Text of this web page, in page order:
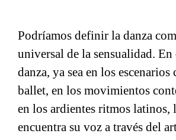
Podríamos definir la danza
universal de la sensualidad. En
danza, ya sea en los escenarios
ballet, en los movimientos
en los ardientes ritmos latinos,
encuentra su voz a través del